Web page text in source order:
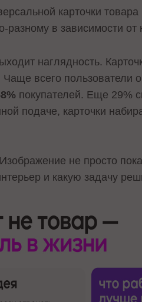
карточки
в зависимости от
наглядность.
Чаще всего
покупателей. Еще 29%
подаче, карточки
не просто
и какую задачу